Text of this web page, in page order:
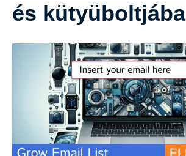
és kütyüboltjába